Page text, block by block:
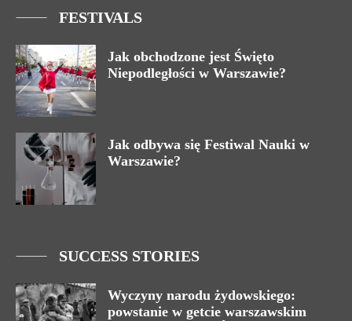
FESTIVALS
Jak obchodzone jest Święto
Niepodległości w Warszawie?
Jak odbywa się Festiwal Nauki w
Warszawie?
SUCCESS STORIES
Wyczyny narodu żydowskiego:
powstanie w getcie warszawskim